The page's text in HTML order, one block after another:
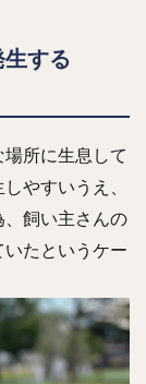
する
所に生息して
やすいうえ、
飼い主さんの
たというケー